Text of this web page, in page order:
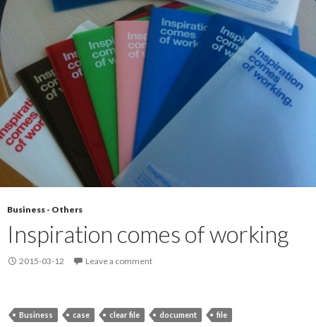
Business - Others
Inspiration comes of working
2015-03-12 Leave a comment
Business case clear file document file